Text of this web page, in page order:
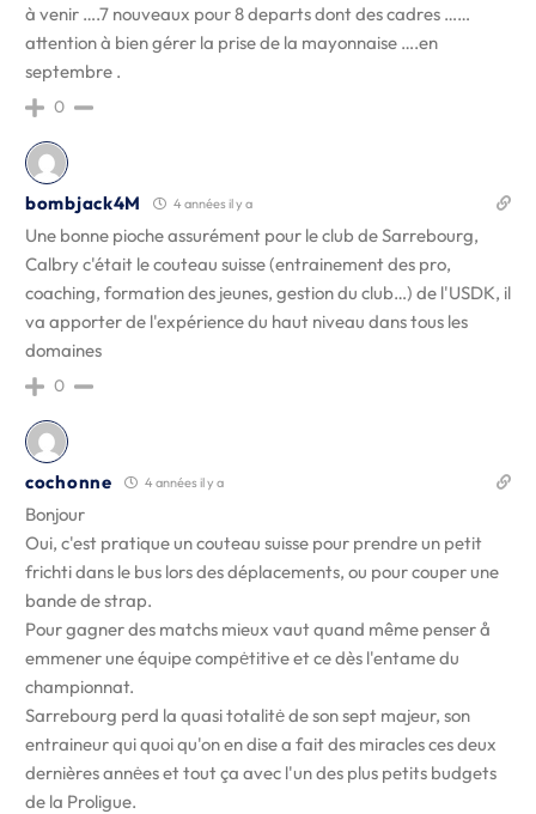
à venir ….7 nouveaux pour 8 departs dont des cadres ……
attention à bien gérer la prise de la mayonnaise ….en
septembre .
0
bombjack4M 4 années il y a
Une bonne pioche assurément pour le club de Sarrebourg,
Calbry c'était le couteau suisse (entrainement des pro,
coaching, formation des jeunes, gestion du club…) de l'USDK, il
va apporter de l'expérience du haut niveau dans tous les
domaines
0
cochonne 4 années il y a
Bonjour
Oui, c'est pratique un couteau suisse pour prendre un petit
frichti dans le bus lors des déplacements, ou pour couper une
bande de strap.
Pour gagner des matchs mieux vaut quand même penser å
emmener une équipe compėtitive et ce dès l'entame du
championnat.
Sarrebourg perd la quasi totalitė de son sept majeur, son
entraineur qui quoi qu'on en dise a fait des miracles ces deux
dernières annėes et tout ça avec l'un des plus petits budgets
de la Proligue.